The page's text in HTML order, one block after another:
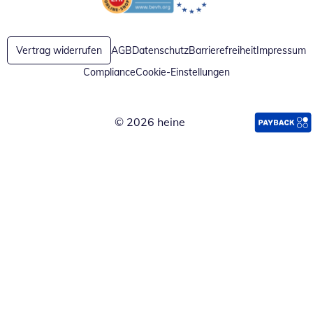
Öffnet in neuem FensterÖffnet in neuem Fenster
Vertrag widerrufen AGBDatenschutzBarrierefreiheitImpressum
ComplianceCookie-Einstellungen
© 2026 heine